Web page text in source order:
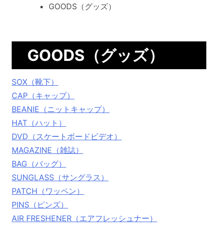
GOODS（グッズ）
GOODS（グッズ）
SOX（靴下）
CAP（キャップ）
BEANIE（ニットキャップ）
HAT（ハット）
DVD（スケートボードビデオ）
MAGAZINE（雑誌）
BAG（バッグ）
SUNGLASS（サングラス）
PATCH（ワッペン）
PINS（ピンズ）
AIR FRESHENER（エアフレッシュナー）